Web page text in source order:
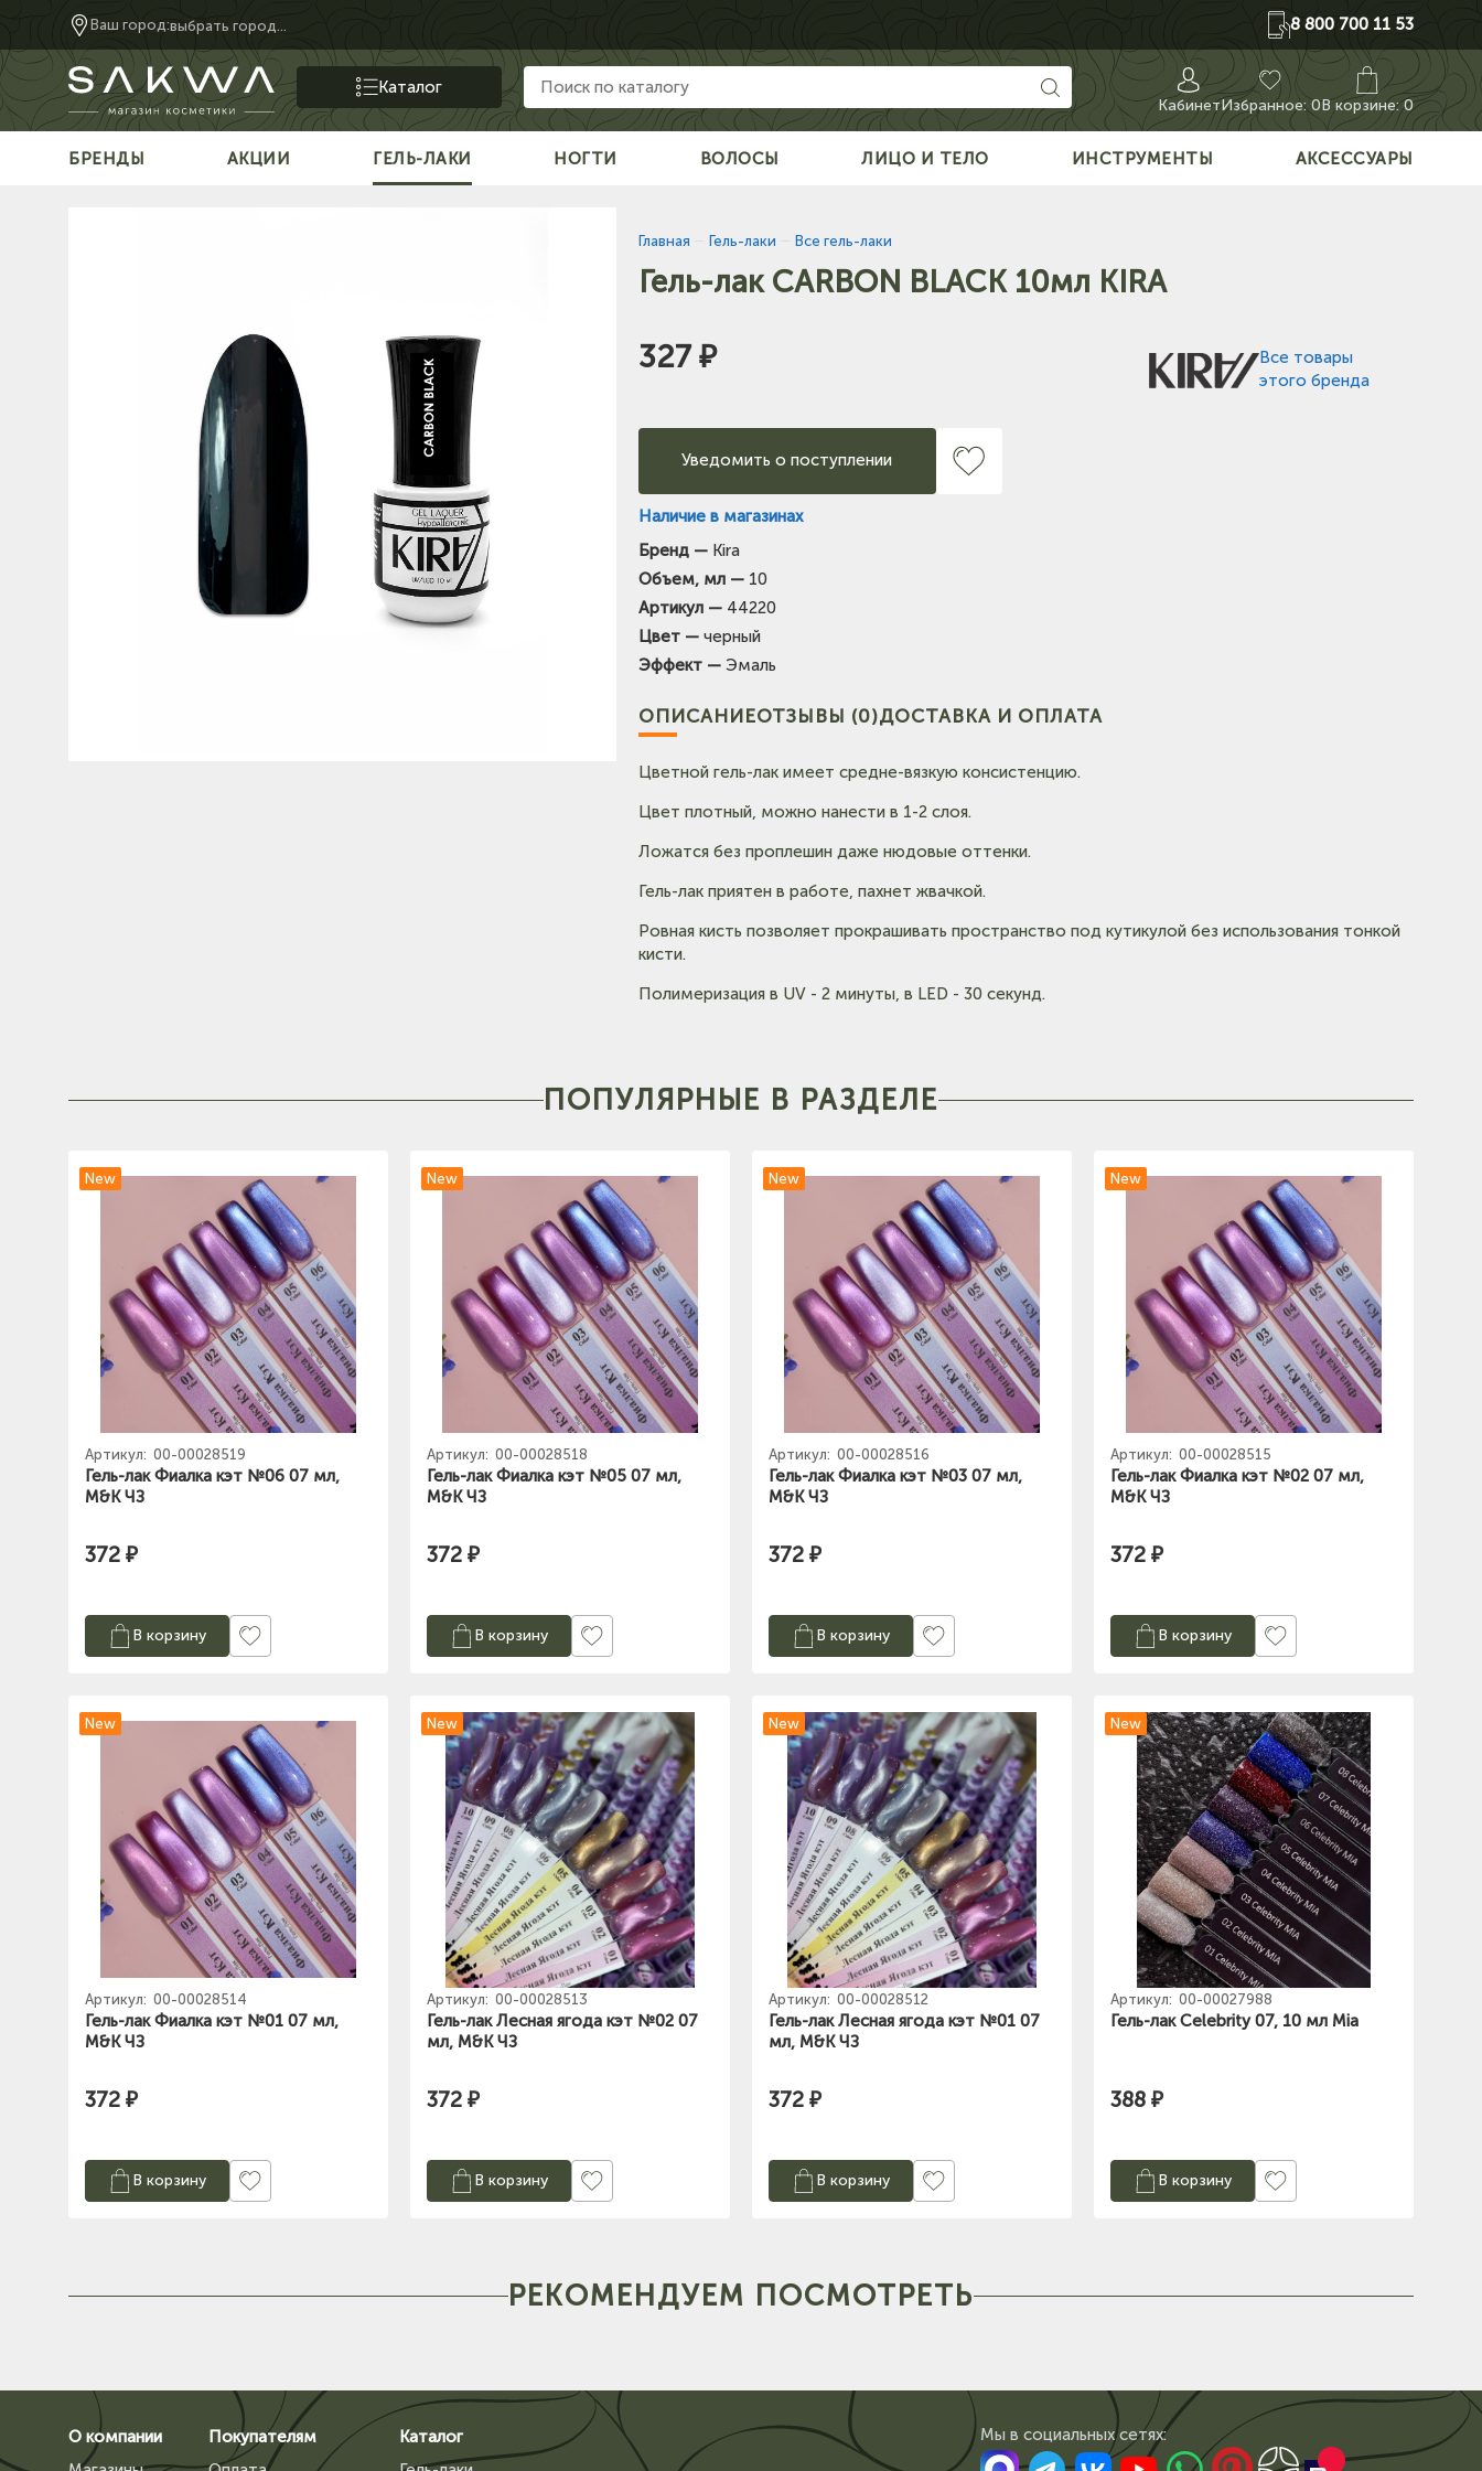
Ваш город:выбрать город... 8 800 700 11 53
Каталог
КабинетИзбранное:0В корзине: 0
БРЕНДЫ АКЦИИ ГЕЛЬ-ЛАКИ НОГТИ ВОЛОСЫ ЛИЦО И ТЕЛО ИНСТРУМЕНТЫ АКСЕССУАРЫ
Главная Гель-лаки Все гель-лаки
Гель-лак CARBON BLACK 10мл KIRA
327 ₽
Все товары
этого бренда
Уведомить о поступлении
Наличие в магазинах
Тел: +7-903-947-9492
Бренд — Kira
Объем, мл — 10
Артикул — 44220
Цвет — черный
Эффект — Эмаль
ОПИСАНИЕОТЗЫВЫ (0)ДОСТАВКА И ОПЛАТА
Цветной гель-лак имеет средне-вязкую консистенцию.
Цвет плотный, можно нанести в 1-2 слоя.
Ложатся без проплешин даже нюдовые оттенки.
Гель-лак приятен в работе, пахнет жвачкой.
Ровная кисть позволяет прокрашивать пространство под кутикулой без использования тонкой
кисти.
Полимеризация в UV - 2 минуты, в LED - 30 секунд.
ПОПУЛЯРНЫЕ В РАЗДЕЛЕ
New
Артикул: 00-00028519
Гель-лак Фиалка кэт №06 07 мл,
M&K ЧЗ
372 ₽
В корзину
New
Артикул: 00-00028518
Гель-лак Фиалка кэт №05 07 мл,
M&K ЧЗ
372 ₽
В корзину
New
Артикул: 00-00028516
Гель-лак Фиалка кэт №03 07 мл,
M&K ЧЗ
372 ₽
В корзину
New
Артикул: 00-00028515
Гель-лак Фиалка кэт №02 07 мл,
M&K ЧЗ
372 ₽
В корзину
New
Артикул: 00-00028514
Гель-лак Фиалка кэт №01 07 мл,
M&K ЧЗ
372 ₽
В корзину
New
Артикул: 00-00028513
Гель-лак Лесная ягода кэт №02 07
мл, M&K ЧЗ
372 ₽
В корзину
New
Артикул: 00-00028512
Гель-лак Лесная ягода кэт №01 07
мл, M&K ЧЗ
372 ₽
В корзину
New
Артикул: 00-00027988
Гель-лак Celebrity 07, 10 мл Mia
388 ₽
В корзину
РЕКОМЕНДУЕМ ПОСМОТРЕТЬ
О компании
Покупателям
Каталог
Мы в сoциальных сетях: